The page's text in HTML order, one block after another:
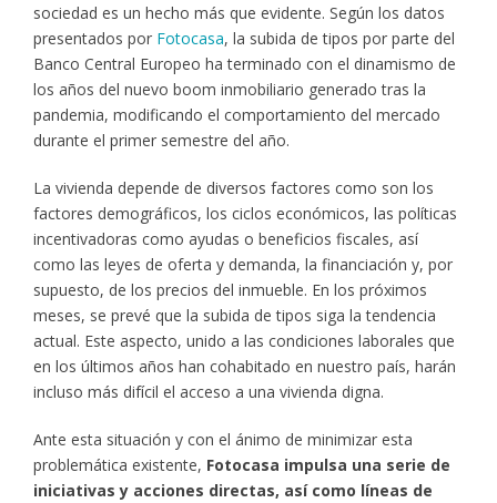
sociedad es un hecho más que evidente. Según los datos
presentados por Fotocasa, la subida de tipos por parte del
Banco Central Europeo ha terminado con el dinamismo de
los años del nuevo boom inmobiliario generado tras la
pandemia, modificando el comportamiento del mercado
durante el primer semestre del año.
La vivienda depende de diversos factores como son los
factores demográficos, los ciclos económicos, las políticas
incentivadoras como ayudas o beneficios fiscales, así
como las leyes de oferta y demanda, la financiación y, por
supuesto, de los precios del inmueble. En los próximos
meses, se prevé que la subida de tipos siga la tendencia
actual. Este aspecto, unido a las condiciones laborales que
en los últimos años han cohabitado en nuestro país, harán
incluso más difícil el acceso a una vivienda digna.
Ante esta situación y con el ánimo de minimizar esta
problemática existente, Fotocasa impulsa una serie de
iniciativas y acciones directas, así como líneas de